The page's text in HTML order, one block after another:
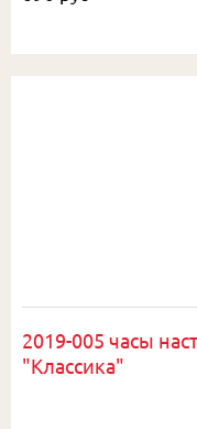
2019-005 часы
"Классика"